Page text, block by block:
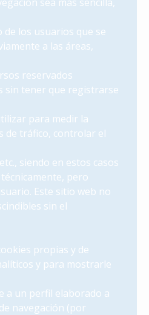
de los usuarios que se
a las áreas,
reservados
sin tener que registrarse
para medir la
de tráfico, controlar el
siendo en estos casos
pero
Este sitio web no
sin el
propias y de
y para mostrarle
a un perfil elaborado a
navegación (por